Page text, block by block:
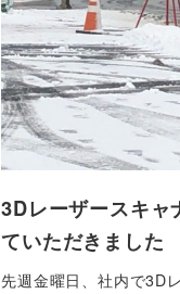
3Dレーザースキ
ていただきました
先週金曜日、社内で3D